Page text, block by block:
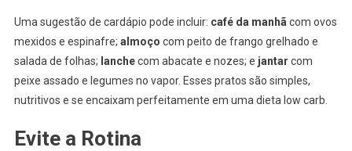
Uma sugestão de cardápio pode incluir: café da manhã com ovos
mexidos e espinafre; almoço com peito de frango grelhado e
salada de folhas; lanchecom abacate e nozes; e jantar com
peixe assado e legumes no vapor. Esses pratos são simples,
nutritivos e se encaixam perfeitamente em uma dieta low carb.
Evite a Rotina